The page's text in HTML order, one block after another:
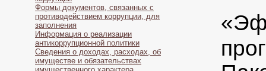
Формы документов, связанных с
противодействием коррупции, для
заполнения
Информация о реализации
антикоррупционной политики
Сведения о доходах, расходах, об
имуществе и обязательствах